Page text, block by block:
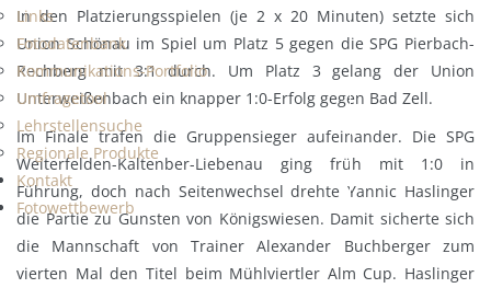
Links
Fotodatenbank
Kommunikations-Portfolio
Umfragetool
Lehrstellensuche
Regionale Produkte
Kontakt
Fotowettbewerb
In den Platzierungsspielen (je 2 x 20 Minuten) setzte sich
Union Schönau im Spiel um Platz 5 gegen die SPG Pierbach-
Rechberg mit 3:1 durch. Um Platz 3 gelang der Union
Unterweißenbach ein knapper 1:0-Erfolg gegen Bad Zell.
Im Finale trafen die Gruppensieger aufeinander. Die SPG
Weiterfelden-Kaltenber-Liebenau ging früh mit 1:0 in
Führung, doch nach Seitenwechsel drehte Yannic Haslinger
die Partie zu Gunsten von Königswiesen. Damit sicherte sich
die Mannschaft von Trainer Alexander Buchberger zum
vierten Mal den Titel beim Mühlviertler Alm Cup. Haslinger